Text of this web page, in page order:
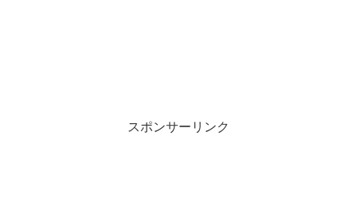
スポンサーリンク